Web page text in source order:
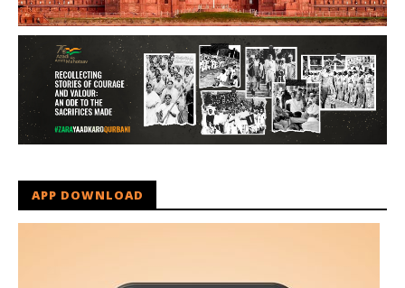
APP DOWNLOAD